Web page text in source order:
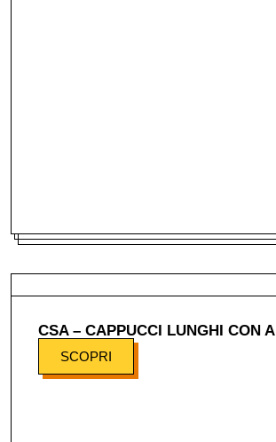
CSA – CAPPUCCI LUNGHI CON
SCOPRI